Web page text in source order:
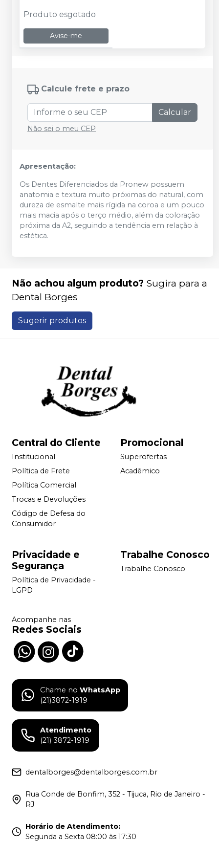
Produto esgotado
Avise-me
Calcule frete e prazo
Calcular
Não sei o meu CEP
Apresentação:
Os Dentes Diferenciados da Pronew possuem
anatomia e textura muito próximas do natural, com
dureza de esmalte mais rígida na coroa e um pouco
mais macia após o terço médio, além da coloração
próxima da A2, seguindo a tendência em relação à
estética.
Não achou algum produto? Sugira para a
Dental Borges
Sugerir produtos
Central do Cliente
Institucional
Política de Frete
Política Comercial
Trocas e Devoluções
Código de Defesa do
Consumidor
Promocional
Superofertas
Acadêmico
Privacidade e
Segurança
Política de Privacidade -
LGPD
Trabalhe Conosco
Trabalhe Conosco
Acompanhe nas
Redes Sociais
Chame no WhatsApp
(21)3872-1919
Atendimento
(21) 3872-1919
dentalborges@dentalborges.com.br
Rua Conde de Bonfim, 352 - Tijuca, Rio de Janeiro -
RJ
Horário de Atendimento:
Segunda a Sexta 08:00 às 17:30